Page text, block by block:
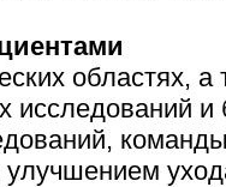
областях,
исследований и